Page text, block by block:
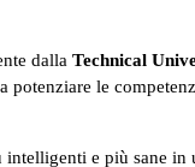
dallaTechnical
le
e più sane in